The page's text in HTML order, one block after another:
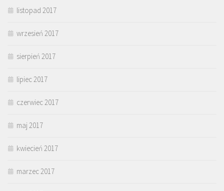
listopad 2017
wrzesień 2017
sierpień 2017
lipiec 2017
czerwiec 2017
maj 2017
kwiecień 2017
marzec 2017